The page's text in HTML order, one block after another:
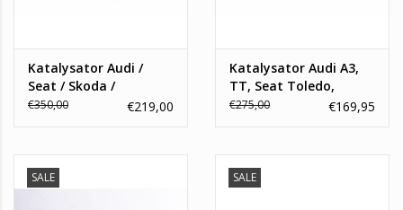
Katalysator Audi /
Seat / Skoda /
Volkswagen
€350,00 €219,00
Katalysator Audi A3,
TT, Seat Toledo,
Skoda Octavia,
€275,00 €169,95
SALE SALE